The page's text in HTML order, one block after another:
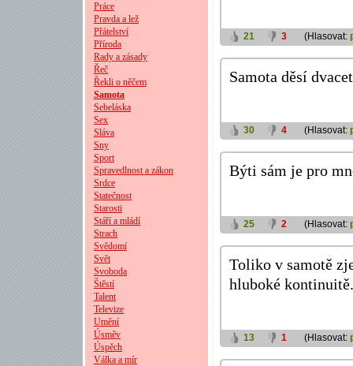
Práce
Pravda a lež
Přátelství
Příroda
Rady a zásady
Řeč
Řekli o něčem
Samota
Sebeláska
Sex
Sláva
Sny
Sport
Spravedlnost a zákon
Srdce
Statečnost
Starosti
Stáří a mládí
Strach
Svědomí
Svět
Svoboda
Štěstí
Talent
Televize
Umění
Úsměv
Úspěch
Válka a mír
21 3 (Hlasovat:
Samota děsí
30 4 (Hlasovat:
Býti sám je pro
25 2 (Hlasovat:
Toliko v samotě
hluboké kontinuitě.
13 1 (Hlasovat: